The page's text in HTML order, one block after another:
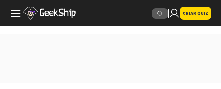
CRIAR QUIZ